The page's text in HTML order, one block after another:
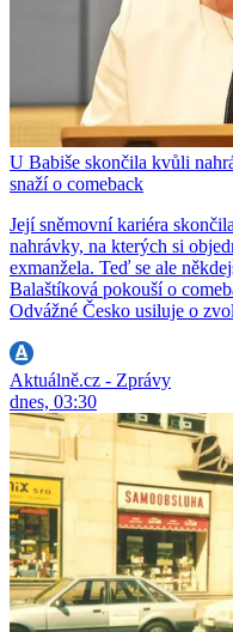
U Babiše skončila kvůli
snaží o comeback
Její sněmovní kariéra
nahrávky, na kterých si
exmanžela. Teď se ale
Balaštíková pokouší o
Odvážné Česko usiluje o
Aktuálně.cz - Zprávy
dnes, 03:30